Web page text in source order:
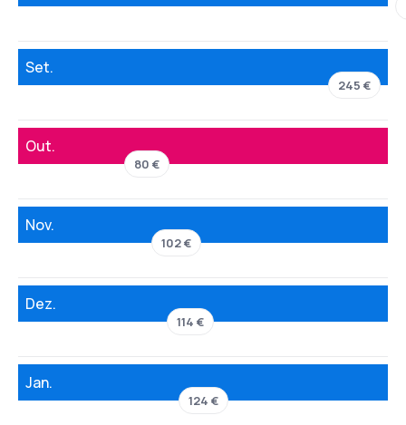
Set.
245 €
Out.
80 €
Nov.
102 €
Dez.
114 €
Jan.
124 €